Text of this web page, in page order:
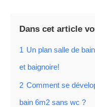
Dans cet article
1 Un plan salle de
et baignoire!
2 Comment se
bain 6m2 sans wc ?